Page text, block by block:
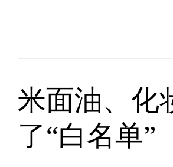
米面油、化
了“白名单”